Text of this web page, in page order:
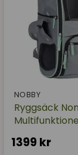
NOBBY
Ryggsäck
1399 kr